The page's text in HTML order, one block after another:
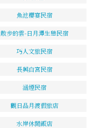
魚池櫻宴民宿
散步的雲-日月潭生態民宿
巧人文旅民宿
長興白宮民宿
涵煙民宿
觀日品月渡假旅店
水岸休閒飯店